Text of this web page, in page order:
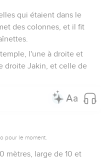
qui étaient dans le
des colonnes, et il fit
l'une à droite et
droite Jakin, et celle de
pour le moment.
mètres, large de 10 et